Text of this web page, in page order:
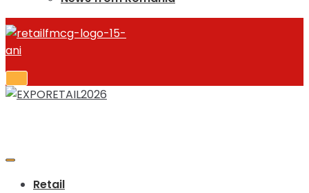
Retail